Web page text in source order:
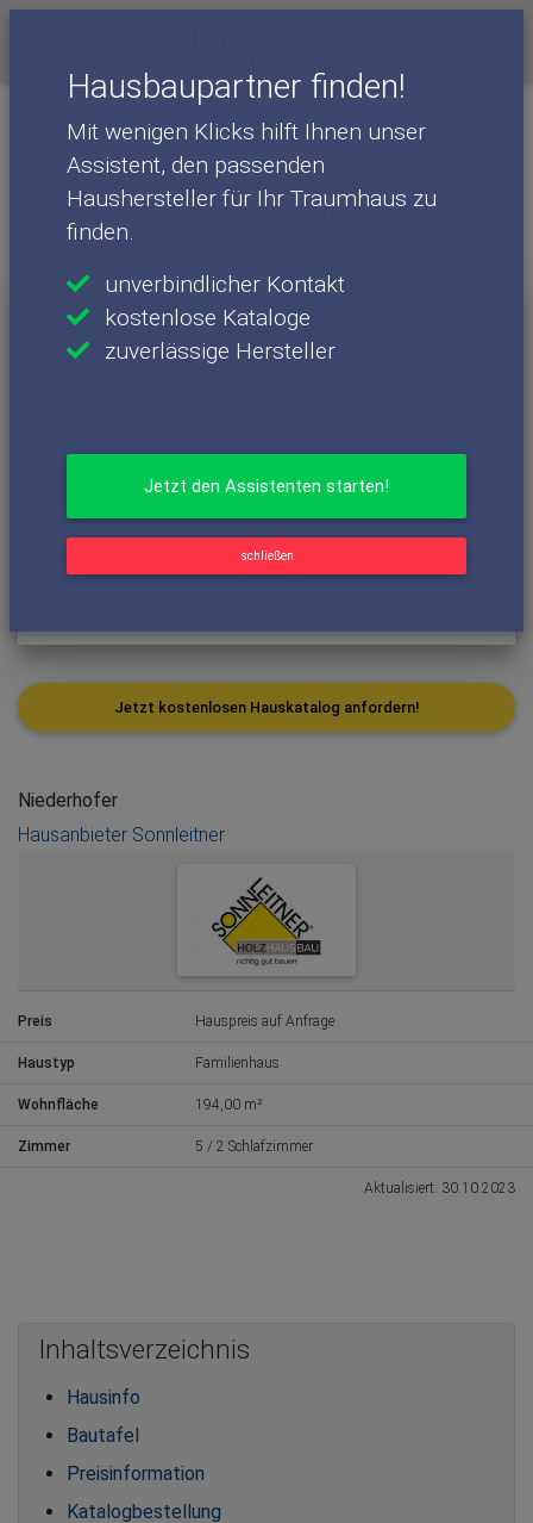
Hausbaupartner finden!
Mit wenigen Klicks hilft Ihnen unser
Assistent, den passenden
Haushersteller für Ihr Traumhaus zu
finden.
unverbindlicher Kontakt
kostenlose Kataloge
zuverlässige Hersteller
Jetzt den Assistenten starten!
schließen
Haushersteller
Sonnleitner - Häuser
Niederhofer
Einfamilienhaus: Fertighaus-
Familienhaus im modernen Stil -
Niederhofer
Niederhofer
Hausanbieter Sonnleitner
Preis Hauspreis auf Anfrage
Haustyp Familienhaus
Wohnfläche 194,00 m²
Zimmer 5 / 2 Schlafzimmer
Aktualisiert: 30.10.2023
Jetzt kostenlosen Hauskatalog anfordern!
Inhaltsverzeichnis
Hausinfo
Bautafel
Preisinformation
Katalogbestellung